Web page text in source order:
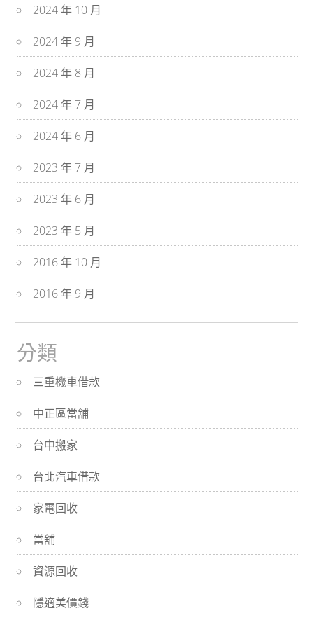
2024 年 10 月
2024 年 9 月
2024 年 8 月
2024 年 7 月
2024 年 6 月
2023 年 7 月
2023 年 6 月
2023 年 5 月
2016 年 10 月
2016 年 9 月
分類
三重機車借款
中正區當舖
台中搬家
台北汽車借款
家電回收
當舖
資源回收
隱適美價錢